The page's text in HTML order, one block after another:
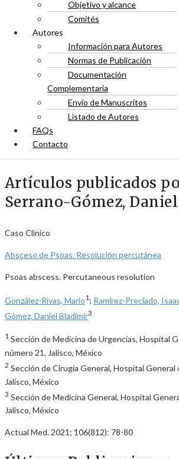
Objetivo y alcance
Comités
Autores
Información para Autores
Normas de Publicación
Documentación
Complementaria
Envío de Manuscritos
Listado de Autores
FAQs
Contacto
Artículos publicados
Serrano-Gómez,
Caso Clínico
Absceso de Psoas. Resolución percutánea
Psoas abscess. Percutaneous resolution
González-Rivas, Mario1 ; Ramirez-Preciado,
Gómez, Daniel Bladimir3
1 Sección de Medicina de Urgencias, Hospital
número 21, Jalisco, México
2 Sección de Cirugía General, Hospital General
Jalisco, México
3 Sección de Medicina General, Hospital
Jalisco, México
Actual Med. 2021; 106(812): 78-80